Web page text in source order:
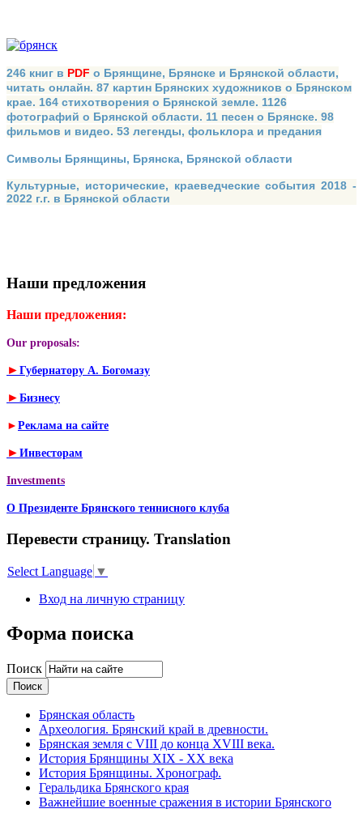
246 книг в PDF о Брянщине, Брянске и Брянской области,
читать онлайн. 87 картин Брянских художников о Брянском
крае. 164 стихотворения о Брянской земле. 1126
фотографий о Брянской области. 11 песен о Брянске. 98
фильмов и видео. 53 легенды, фольклора и предания
Символы Брянщины, Брянска, Брянской области
Культурные, исторические, краеведческие события 2018 -
2022 г.г. в Брянской области
Наши предложения
Наши предложения:
Our proposals:
► Губернатору А. Богомазу
► Бизнесу
► Реклама на сайте
► Инвесторам
Investments
О Президенте Брянского теннисного клуба
Перевести страницу. Translation
Select Language ▼
Вход на личную страницу
Форма поиска
Поиск
Брянская область
Археология. Брянский край в древности.
Брянская земля с VIII до конца XVIII века.
История Брянщины XIX - XX века
История Брянщины. Хронограф.
Геральдика Брянского края
Важнейшие военные сражения в истории Брянского